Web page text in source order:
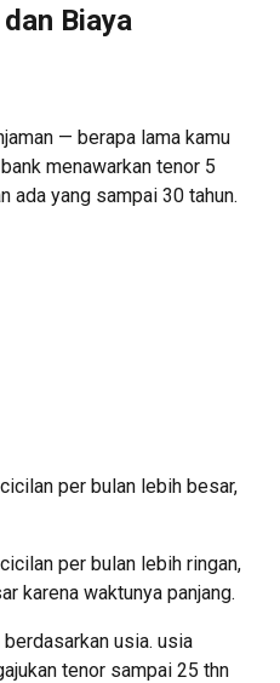
Biaya
— berapa lama kamu
menawarkan tenor 5
ada yang sampai 30 tahun.
per bulan lebih besar,
per bulan lebih ringan,
karena waktunya panjang.
usia. usia
tenor sampai 25 thn